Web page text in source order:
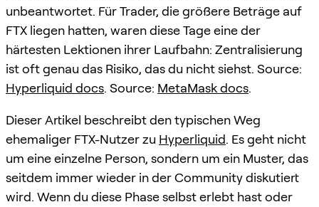
unbeantwortet. Für Trader, die größere Beträge auf
FTX liegen hatten, waren diese Tage eine der
härtesten Lektionen ihrer Laufbahn: Zentralisierung
ist oft genau das Risiko, das du nicht siehst. Source:
Hyperliquid docs. Source: MetaMask docs.
Dieser Artikel beschreibt den typischen Weg
ehemaliger FTX-Nutzer zu Hyperliquid. Es geht nicht
um eine einzelne Person, sondern um ein Muster, das
seitdem immer wieder in der Community diskutiert
wird. Wenn du diese Phase selbst erlebt hast oder